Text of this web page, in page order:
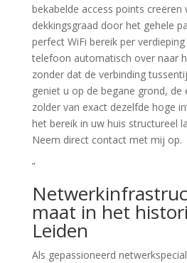
bekabelde access points creëren
dekkingsgraad door het gehele
perfect WiFi bereik per
telefoon automatisch over naar
zonder dat de verbinding
geniet u op de begane grond, de
zolder van exact dezelfde hoge
het bereik in uw huis structureel
Neem direct contact met mij op.
”
maat in het
Leiden
Als gepassioneerd